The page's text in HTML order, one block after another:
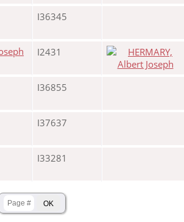
I36345
I2431
I36855
I37637
I33281